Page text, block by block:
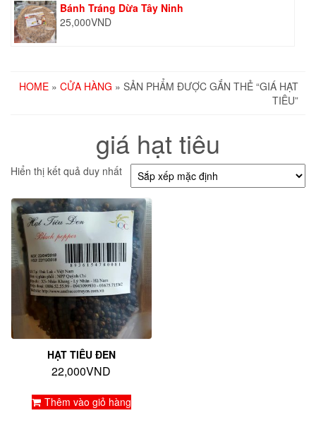
Bánh Tráng Dừa Tây Ninh
25,000VND
HOME » CỬA HÀNG » SẢN PHẨM ĐƯỢC GẮN THẺ “GIÁ HẠT
TIÊU”
giá hạt tiêu
Hiển thị kết quả duy nhất
HẠT TIÊU ĐEN
22,000VND
Thêm vào giỏ hàng